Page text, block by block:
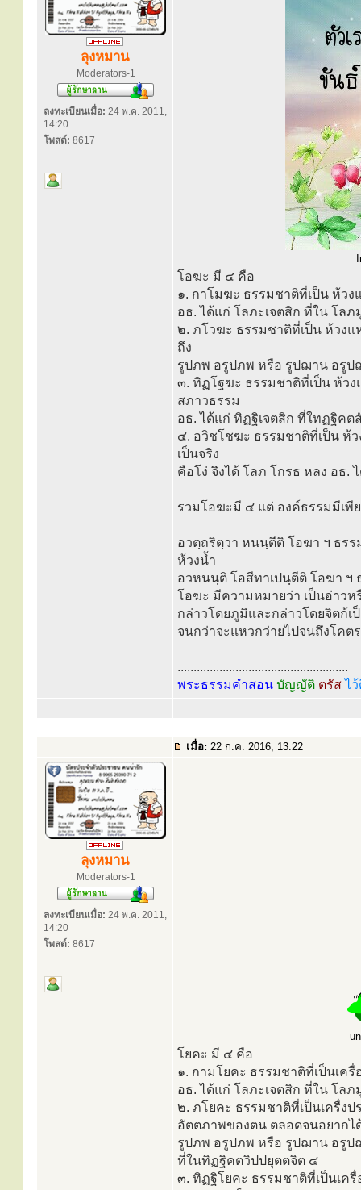
ลุงหมาน
Moderators-1
ลงทะเบียนเมื่อ: 24 พ.ค. 2011,
14:20
โพสต์: 8617
โอฆะ มี ๔ คือ
๑. กาโมฆะ ธรรมชาติที่เป็น ห้ว
อธ. ได้แก่ โลภะเจตสิก ที่ใน โล
๒. ภโวฆะ ธรรมชาติที่เป็น ห้วง
ถึง
รูปภพ อรูปภพ หรือ รูปฌาน อรูป
๓. ทิฏโฐฆะ ธรรมชาติที่เป็น ห้วง
สภาวธรรม
อธ. ได้แก่ ทิฏฐิเจตสิก ที่ใทฏฐิคต
๔. อวิชโชฆะ ธรรมชาติที่เป็น ห้
เป็นจริง
คือโง่ จึงได้ โลภ โกรธ หลง อธ.
รวมโอฆะมี ๔ แต่ องค์ธรรมมีเพี
อวตฺถริตฺวา หนนฺตีติ โอฆา ฯ ธร
ห้วงน้ำ
อวหนนฺติ โอสีทาเปนฺตีติ โอฆา ฯ
โอฆะ มีความหมายว่า เป็นอ่าว
กล่าวโดยภูมิและกล่าวโดยจิตก้เ
จนกว่าจะแหวกว่ายไปจนถึงโค
.....................................................
พระธรรมคำสอน บัญญัติ ตรัสไ
เมื่อ: 22 ก.ค. 2016, 13:22
ลุงหมาน
Moderators-1
ลงทะเบียนเมื่อ: 24 พ.ค. 2011,
14:20
โพสต์: 8617
โยคะ มี ๔ คือ
๑. กามโยคะ ธรรมชาติที่เป็นเ
อธ. ได้แก่ โลภะเจตสิก ที่ใน โล
๒. ภโยคะ ธรรมชาติที่เป็นเครื่ง
อัตตภาพของตน ตลอดจนอยากไ
รูปภพ อรูปภพ หรือ รูปฌาน อรูป
ที่ในทิฏฐิคตวิปปยุตตจิต ๔
๓. ทิฏฐิโยคะ ธรรมชาติที่เป็นเค